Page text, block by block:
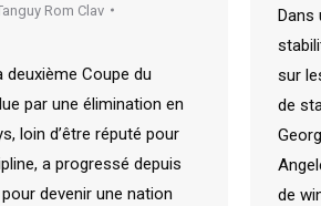
Rom Clav
deuxième Coupe du
par une élimination en
loin d’être réputé pour
a progressé depuis
devenir une nation
Dans
sur
de
de